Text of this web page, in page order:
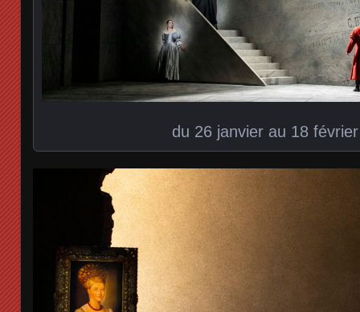
du 26 janvier au 18